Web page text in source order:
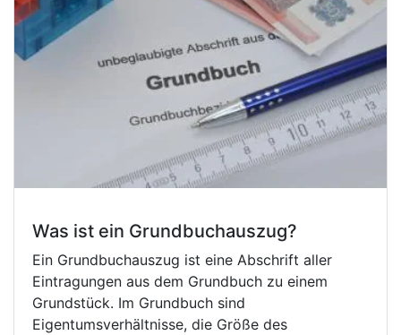
Was ist ein Grundbuchauszug?
Ein Grundbuchauszug ist eine Abschrift aller
Eintragungen aus dem Grundbuch zu einem
Grundstück. Im Grundbuch sind
Eigentumsverhältnisse, die Größe des